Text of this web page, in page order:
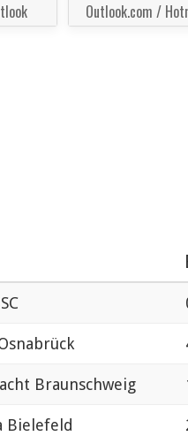
Outlook.com /
Braunschweig
Bielefeld